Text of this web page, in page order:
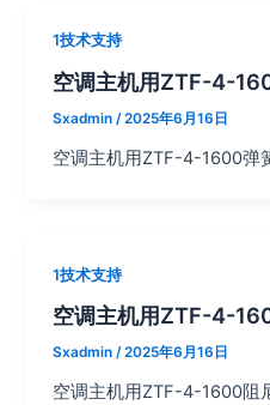
1技术支持
空调主机用ZTF-4-
Sxadmin/2025年6月16日
空调主机用ZTF-4-1600弹
1技术支持
空调主机用ZTF-4-
Sxadmin/2025年6月16日
空调主机用ZTF-4-1600阻